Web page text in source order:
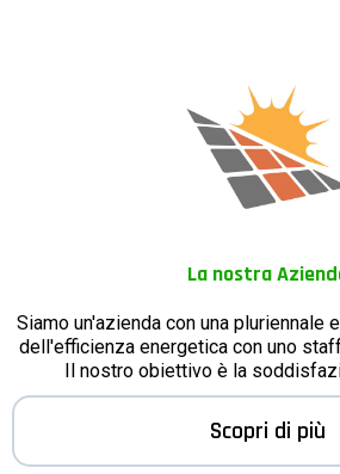
La nostra
Siamo un'azienda con una pluriennale
dell'efficienza energetica con uno
Il nostro obiettivo è la
Scopri di più